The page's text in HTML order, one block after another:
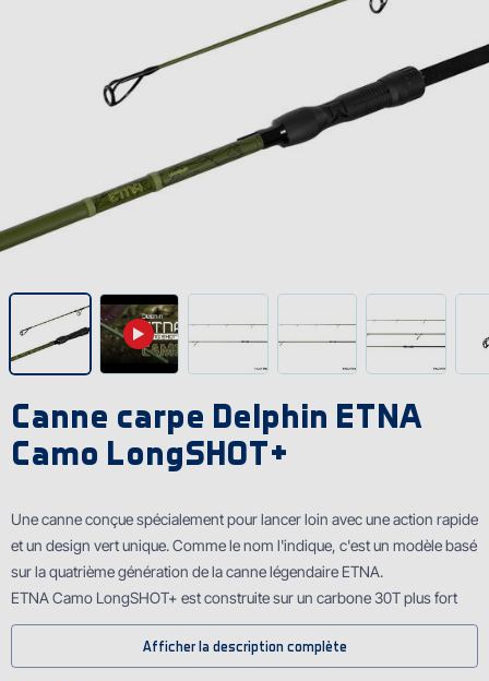
Canne carpe Delphin ETNA
Camo LongSHOT+
Une canne conçue spécialement pour lancer loin avec une action rapide
et un design vert unique. Comme le nom l'indique, c'est un modèle basé
sur la quatrième génération de la canne légendaire ETNA.
ETNA Camo LongSHOT+ est construite sur un carbone 30T plus fort
qui la rend très puissante et rapide pour lancer loin. De plus, le blank est
assez sensible pour sentir chaque départ du grand poisson et agir à
Afficher la description complète